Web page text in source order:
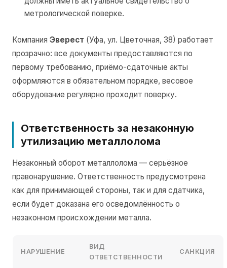
метрологической поверке.
Компания Эверест (Уфа, ул. Цветочная, 38) работает
прозрачно: все документы предоставляются по
первому требованию, приёмо-сдаточные акты
оформляются в обязательном порядке, весовое
оборудование регулярно проходит поверку.
Ответственность за незаконную
утилизацию металлолома
Незаконный оборот металлолома — серьёзное
правонарушение. Ответственность предусмотрена
как для принимающей стороны, так и для сдатчика,
если будет доказана его осведомлённость о
незаконном происхождении металла.
НАРУШЕНИЕ
ВИД
ОТВЕТСТВЕННОСТИ
САНКЦИЯ